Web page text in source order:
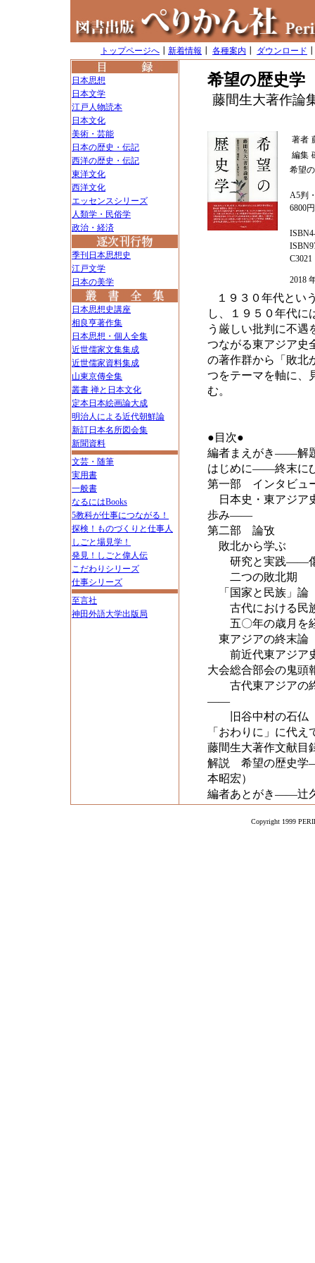
トップページへ 新着情報 各種案内 ダウンロード
日本思想
日本文学
江戸人物読本
日本文化
美術・芸能
日本の歴史・伝記
西洋の歴史・伝記
東洋文化
西洋文化
エッセンスシリーズ
人類学・民俗学
政治・経済
季刊日本思想史
江戸文学
日本の美学
日本思想史講座
相良亨著作集
日本思想・個人全集
近世儒家文集集成
近世儒家資料集成
山東京傳全集
叢書 禅と日本文化
定本日本絵画論大成
明治人による近代朝鮮論
新訂日本名所図会集
新聞資料
文芸・随筆
実用書
一般書
なるにはBooks
5教科が仕事につながる！
探検！ものづくりと仕事人
しごと場見学！
発見！しごと偉人伝
こだわりシリーズ
仕事シリーズ
至言社
神田外語大学出版局
希望の歴史学
藤間生大著作論
著者
編集
希望
A5判
6800
C3021
2018
１９３０年代とい
し、１９５０年代に
う厳しい批判に不遇
つながる東アジア史
の著作群から「敗北
つをテーマを軸に、
む。
●目次●
編者まえがき――解
はじめに――終末に
第一部 インタビュ
日本史・東アジア
歩み――
第二部 論攷
敗北から学ぶ
研究と実践――傷
二つの敗北期
「国家と民族」論
古代における民
五〇年の歳月を
東アジアの終末論
前近代東アジア史
大会総合部会の鬼
古代東アジアの終
――
旧谷中村の石仏
「おわりに」に代
藤間生大著作文献目
解説 希望の歴史学
本昭宏）
編者あとがき――辻
Copyright 1999